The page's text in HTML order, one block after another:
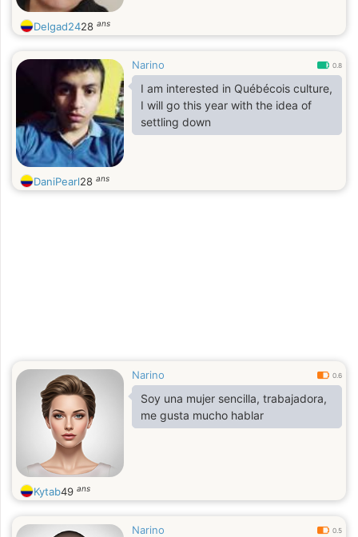
Delgad2428 ans
Narino 0.8
I am interested in Québécois culture,
I will go this year with the idea of ​​
settling down
DaniPearl28 ans
Narino 0.6
Soy una mujer sencilla, trabajadora,
me gusta mucho hablar
Kytab49 ans
Narino 0.5